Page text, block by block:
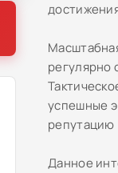
регулярно
успешные
репутацию
Данное